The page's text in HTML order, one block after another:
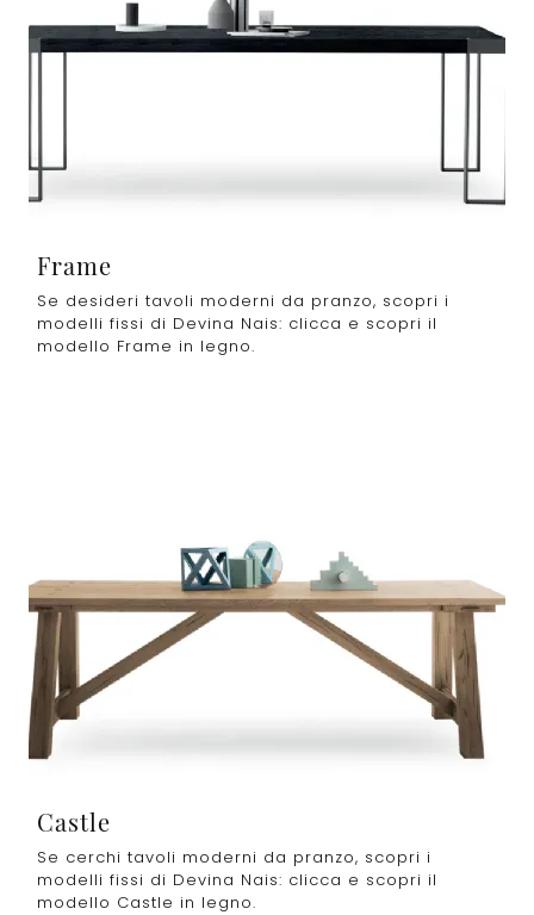
Frame
Se desideri tavoli moderni da pranzo, scopri i
modelli fissi di Devina Nais: clicca e scopri il
modello Frame in legno.
Castle
Se cerchi tavoli moderni da pranzo, scopri i
modelli fissi di Devina Nais: clicca e scopri il
modello Castle in legno.